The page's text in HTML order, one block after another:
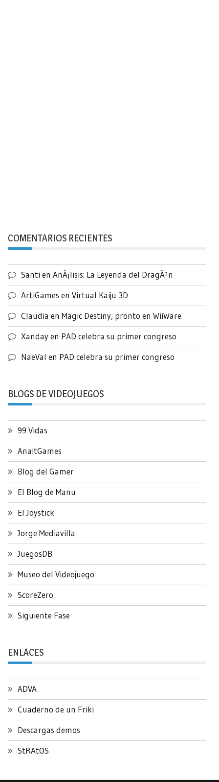
COMENTARIOS RECIENTES
Santi en AnÃ¡lisis: La Leyenda del DragÃ³n
ArtiGames en Virtual Kaiju 3D
Claudia en Magic Destiny, pronto en WiiWare
Xandayen PAD celebra su primer congreso
NaeVal en PAD celebra su primer congreso
BLOGS DE VIDEOJUEGOS
99 Vidas
AnaitGames
Blog del Gamer
El Blog de Manu
El Joystick
Jorge Mediavilla
JuegosDB
Museo del Videojuego
ScoreZero
Siguiente Fase
ENLACES
ADVA
Cuaderno de un Friki
Descargas demos
StRAtOS